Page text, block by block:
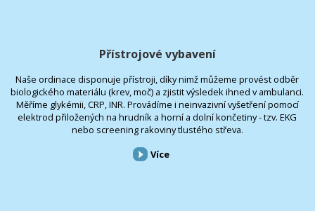
Přístrojové vybavení
Naše ordinace disponuje přístroji, díky nimž můžeme provést odběr
biologického materiálu (krev, moč) a zjistit výsledek ihned v ambulanci.
Měříme glykémii, CRP, INR. Provádíme i neinvazivní vyšetření pomocí
elektrod přiložených na hrudník a horní a dolní končetiny - tzv. EKG
nebo screening rakoviny tlustého střeva.
Více